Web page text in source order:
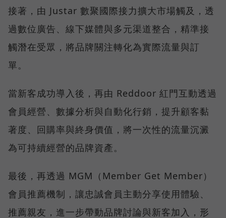
接著，由 Justar 數聚國際接力擴大市場觸及，透
過數位廣告、線下媒體與多元渠道整合，精準接
觸潛在受眾，將品牌關注轉化為實際流量與訂
單。
當新客成功導入後，再由 Reddoor 紅門互動透過
會員經營、數據分析與自動化行銷，提升顧客黏
著度、回購率與終身價值，將一次性的流量沉澱
為可持續經營的品牌資產。
最後，再透過 MGM（Member Get Member）
會員推薦機制，讓忠誠會員主動分享使用體驗、
推薦親友，進一步帶動品牌討論與新客加入，形